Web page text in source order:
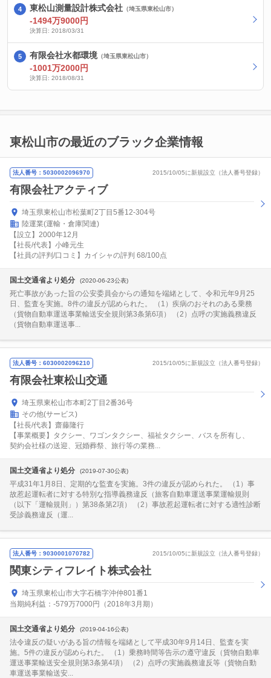
東松山測量設計株式会社 （埼玉県東松山市）
-1494万9000円
決算日: 2018/03/31
有限会社水都環境 （埼玉県東松山市）
-1001万2000円
決算日: 2018/08/31
東松山市の最近のブラック企業情報
法人番号：5030002096970 2015/10/05に新規設立（法人番号登録）
有限会社アクティブ
埼玉県東松山市松葉町2丁目5番12-304号
陸運業(運輸・倉庫関連)
【設立】2000年12月
【社長/代表】小峰元生
【社員の評判/口コミ】カイシャの評判 68/100点
国土交通省より処分 (2020-06-23公表)
死亡事故があった旨の公安委員会からの通知を端緒として、令和元年9月25
日、監査を実施。8件の違反が認められた。 （1）疾病のおそれのある乗務
（貨物自動車運送事業輸送安全規則第3条第6項） （2）点呼の実施義務違反
（貨物自動車運送事...
法人番号：6030002096210 2015/10/05に新規設立（法人番号登録）
有限会社東松山交通
埼玉県東松山市本町2丁目2番36号
その他(サービス)
【社長/代表】齋藤隆行
【事業概要】タクシー、ワゴンタクシー、福祉タクシー、バスを所有し、
契約会社様の送迎、冠婚葬祭、旅行等の業務...
国土交通省より処分 (2019-07-30公表)
平成31年1月8日、定期的な監査を実施。3件の違反が認められた。 （1）事
故惹起運転者に対する特別な指導義務違反（旅客自動車運送事業運輸規則
（以下「運輸規則」）第38条第2項） （2）事故惹起運転者に対する適性診断
受診義務違反（運...
法人番号：9030001070782 2015/10/05に新規設立（法人番号登録）
関東シティフレイト株式会社
埼玉県東松山市大字石橋字沖仲801番1
当期純利益：-579万7000円（2018年3月期）
国土交通省より処分 (2019-04-16公表)
法令違反の疑いがある旨の情報を端緒として平成30年9月14日、監査を実
施。5件の違反が認められた。 （1）乗務時間等告示の遵守違反（貨物自動車
運送事業輸送安全規則第3条第4項） （2）点呼の実施義務違反等（貨物自動
車運送事業輸送安...